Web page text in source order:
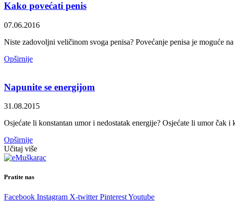
Kako povećati penis
07.06.2016
Niste zadovoljni veličinom svoga penisa? Povećanje penisa je moguće
Opširnije
Napunite se energijom
31.08.2015
Osjećate li konstantan umor i nedostatak energije? Osjećate li umor čak
Opširnije
Učitaj više
Pratite nas
Facebook Instagram X-twitter PinterestYoutube